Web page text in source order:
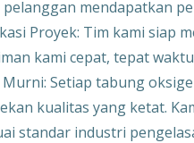
mendapatkan
Proyek: Tim kami siap
kami cepat, tepat
Setiap tabung
kualitas yang ketat.
standar industri